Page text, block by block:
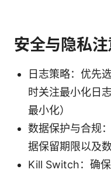
安全与隐私
日志策略：优先
时关注最小化日
最小化）
数据保护与合规
据保留期限以及
Kill Switch：确